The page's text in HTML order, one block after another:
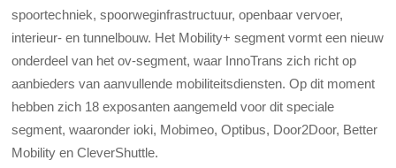
spoortechniek, spoorweginfrastructuur, openbaar vervoer,
interieur- en tunnelbouw. Het Mobility+ segment vormt een nieuw
onderdeel van het ov-segment, waar InnoTrans zich richt op
aanbieders van aanvullende mobiliteitsdiensten. Op dit moment
hebben zich 18 exposanten aangemeld voor dit speciale
segment, waaronder ioki, Mobimeo, Optibus, Door2Door, Better
Mobility en CleverShuttle.